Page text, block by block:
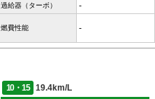
過給器（ターボ） -
燃費性能 -
10・15
19.4km/L